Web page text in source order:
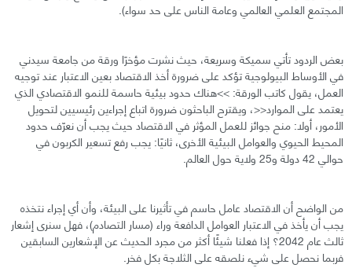
المجتمع العلمي العالمي وعامة الناس على حد سواء).
بعض الردود تأتي سميكة وسريعة، حيث نشرت مؤخرًا ورقة من جامعة سيدني
في الأوساط البيولوجية تؤكد على ضرورة أخذ الاقتصاد بعين الاعتبار عند توجيه
العمل، يقول كاتب الورقة: >>هناك حدود بيئية حاسمة للنمو الاقتصادي الذي
يعتمد على الموارد<<، ويقترح الباحثون ضرورة اتباع إجراءين رئيسيين لتحويل
الأمور، أولا: منح جوائز للعمل المؤثر في الاقتصاد حيث يجب أن نعرّف حدود
المحيط الحيوي والعوامل البيئية الأخرى، ثانيًا: يجب رفع تسعير الكربون في
حوالي 42 دولة و25 ولاية حول العالم.
من الواضح أن الاقتصاد عامل حاسم في تأثيرنا على البيئة، وأن أي إجراء نتخذه
يجب أن يأخذ في الاعتبار العوامل الدافعة وراء (مسار التصادم)، فهل سنرى إشعار
ثالث عام 2042؟ إذا فعلنا شيئًا أكثر من مجرد الحديث عن الإشعارين السابقين
فربما نحصل على شيء نلصقه على الثلاجة بكل فخر.